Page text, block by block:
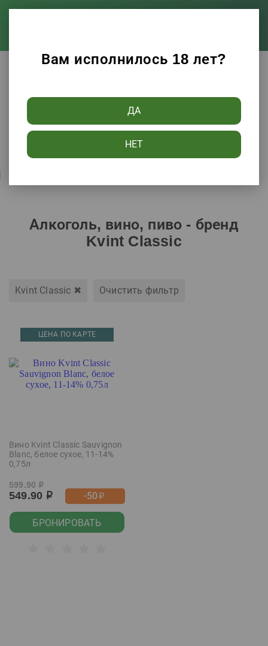
Вам исполнилось 18 лет?
ДА
НЕТ
Сортировать по:
Алкоголь, вино, пиво - бренд
Kvint Classic
Kvint Classic ✖ Очистить фильтр
ЦЕНА ПО КАРТЕ
Вино Kvint Classic Sauvignon
Blanc, белое сухое, 11-14%
0,75л
599.90 р
549.90 р -50р
БРОНИРОВАТЬ